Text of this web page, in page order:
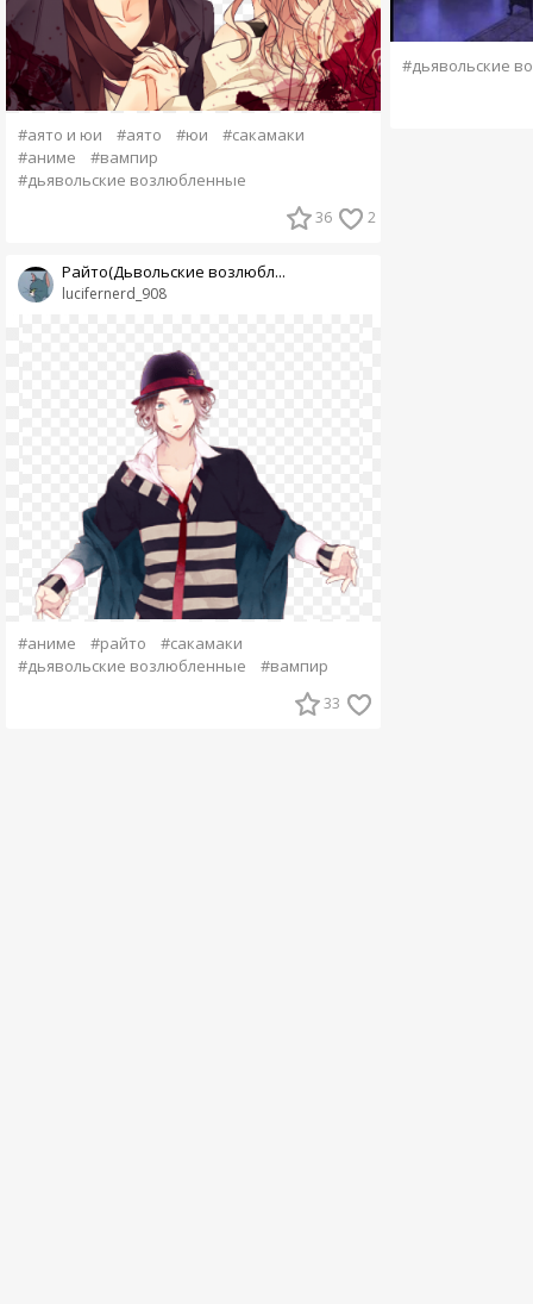
#аято и юи #аято #юи
#сакамаки
#аниме
#вампир
#дьявольские возлюбленные
36 2
lucifernerd_908
Райто(Дьвольские возлюбл...
#аниме #райто
#сакамаки
#дьявольские возлюбленные
#вампир
33
#дьявольские